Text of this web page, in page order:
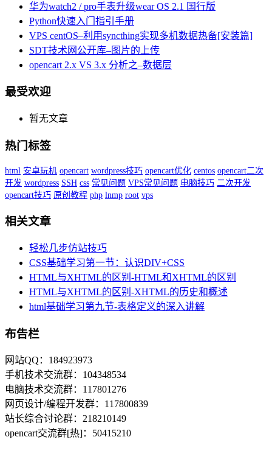
华为watch2 / pro手表升级wear OS 2.1 国行版
Python快速入门指引手册
VPS centOS–利用syncthing实现多机数据热备[安装篇]
SDT技术网公开库–图片的上传
opencart 2.x VS 3.x 分析之–数据层
最受欢迎
暂无文章
热门标签
html 安卓玩机 opencart wordpress技巧 opencart优化 centos opencart二次
开发 wordpress SSH css 常见问题 VPS常见问题 电脑技巧 二次开发
opencart技巧 原创教程 php lnmp root vps
相关文章
轻松几步仿站技巧
CSS基础学习第一节：认识DIV+CSS
HTML与XHTML的区别-HTML和XHTML的区别
HTML与XHTML的区别-XHTML的历史和概述
html基础学习第九节-表格定义的深入讲解
布告栏
网站QQ：184923973
手机技术交流群：104348534
电脑技术交流群：117801276
网页设计/编程开发群：117800839
站长综合讨论群：218210149
opencart交流群[热]：50415210